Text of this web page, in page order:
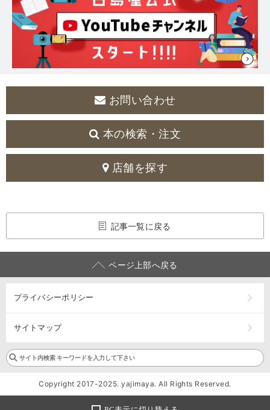
お問い合わせ
本の検索・注文
店舗を探す
記事一覧に戻る
ページ上部へ戻る
プライバシーポリシー
サイトマップ
Copyright 2017-2025. yajimaya. All Rights Reserved.